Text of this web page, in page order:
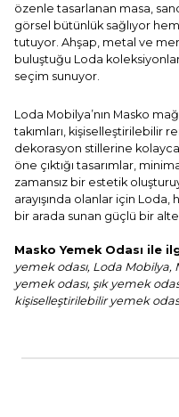
özenle tasarlanan masa,
görsel bütünlük sağlıyor
tutuyor. Ahşap, metal ve
buluştuğu Loda
seçim sunuyor.
Loda Mobilya’nın Masko
takımları, kişiselleştirilebilir
dekorasyon stillerine
öne çıktığı tasarımlar,
zamansız bir estetik
arayışında olanlar için
bir arada sunan güçlü bir
Masko Yemek Odası ile
yemek odası, Loda Mobilya,
yemek odası, şık yemek
kişiselleştirilebilir yemek